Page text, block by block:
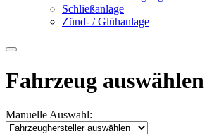
Schließanlage
Zünd- / Glühanlage
Fahrzeug auswählen
Manuelle Auswahl: